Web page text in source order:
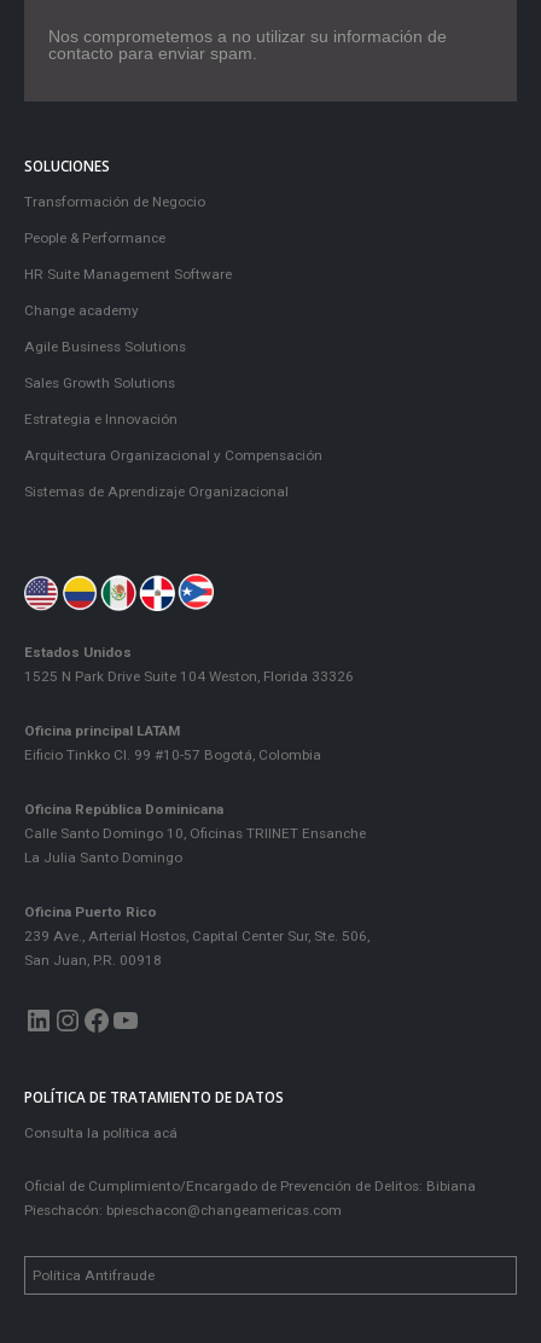
Nos comprometemos a no utilizar su información de
contacto para enviar spam.
SOLUCIONES
Transformación de Negocio
People & Performance
HR Suite Management Software
Change academy
Agile Business Solutions
Sales Growth Solutions
Estrategia e Innovación
Arquitectura Organizacional y Compensación
Sistemas de Aprendizaje Organizacional
Estados Unidos
1525 N Park Drive Suite 104 Weston, Florida 33326
Oficina principal LATAM
Eificio Tinkko Cl. 99 #10-57 Bogotá, Colombia
Oficina República Dominicana
Calle Santo Domingo 10, Oficinas TRIINET Ensanche
La Julia Santo Domingo
Oficina Puerto Rico
239 Ave., Arterial Hostos, Capital Center Sur, Ste. 506,
San Juan, P.R. 00918
LinkedIn InstagramFacebook YouTube
POLÍTICA DE TRATAMIENTO DE DATOS
Consulta la política acá
Oficial de Cumplimiento/Encargado de Prevención de Delitos: Bibiana
Pieschacón: bpieschacon@changeamericas.com
Política Antifraude